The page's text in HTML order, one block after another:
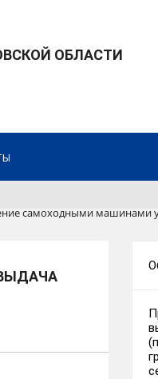
ОБЛАСТИ
самоходными машинами